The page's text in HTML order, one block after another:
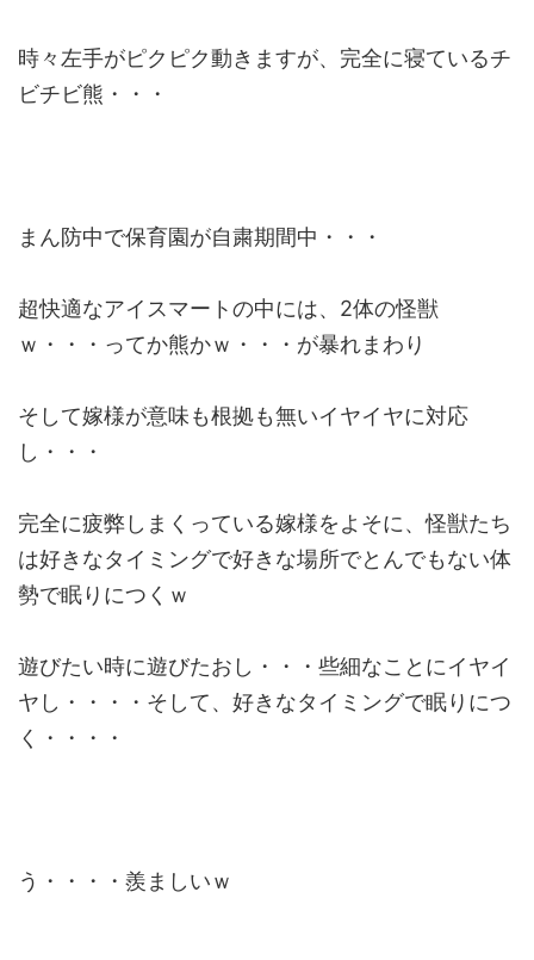
時々左手がピクピク動きますが、完全に寝ているチ
ビチビ熊・・・
まん防中で保育園が自粛期間中・・・
超快適なアイスマートの中には、2体の怪獣
ｗ・・・ってか熊かｗ・・・が暴れまわり
そして嫁様が意味も根拠も無いイヤイヤに対応
し・・・
完全に疲弊しまくっている嫁様をよそに、怪獣たち
は好きなタイミングで好きな場所でとんでもない体
勢で眠りにつくｗ
遊びたい時に遊びたおし・・・些細なことにイヤイ
ヤし・・・・そして、好きなタイミングで眠りにつ
く・・・・
う・・・・羨ましいｗ